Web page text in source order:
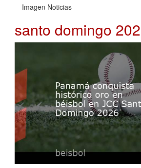
Imagen Noticias
santo domingo